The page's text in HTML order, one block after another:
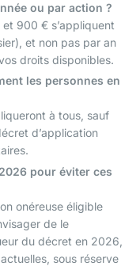
ou par action ?
900 € s’appliquent
et non pas par an
droits disponibles.
les personnes en
à tous, sauf
d’application
pour éviter ces
onéreuse éligible
de le
du décret en 2026,
sous réserve